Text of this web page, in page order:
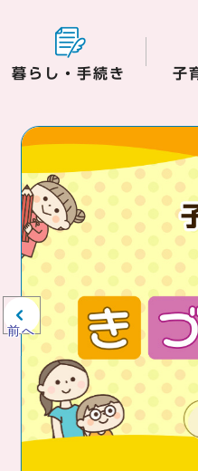
暮らし・手続き 子
ビジュアル
紹介、お知ら
前へ